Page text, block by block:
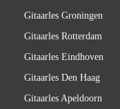
Gitaarles Groningen
Gitaarles Rotterdam
Gitaarles Eindhoven
Gitaarles Den Haag
Gitaarles Apeldoorn